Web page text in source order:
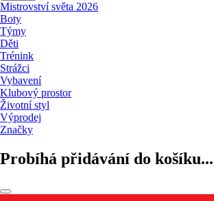
Mistrovství světa 2026
Boty
Týmy
Děti
Trénink
Strážci
Vybavení
Klubový prostor
Životní styl
Výprodej
Značky
Probíhá přidávání do košíku...